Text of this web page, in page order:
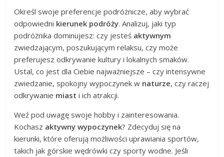
Określ swoje preferencje podróżnicze, aby wybrać
odpowiedni kierunek podróży. Analizuj, jaki typ
podróżnika dominujesz: czy jesteś aktywnym
zwiedzającym, poszukującym relaksu, czy może
preferujesz odkrywanie kultury i lokalnych smaków.
Ustal, co jest dla Ciebie najważniejsze – czy intensywne
zwiedzanie, spokojny wypoczynek w naturze, czy raczej
odkrywanie miast i ich atrakcji.
Weź pod uwagę swoje hobby i zainteresowania.
Kochasz aktywny wypoczynek? Zdecyduj się na
kierunki, które oferują możliwości uprawiania sportów,
takich jak górskie wędrówki czy sporty wodne. Jeśli